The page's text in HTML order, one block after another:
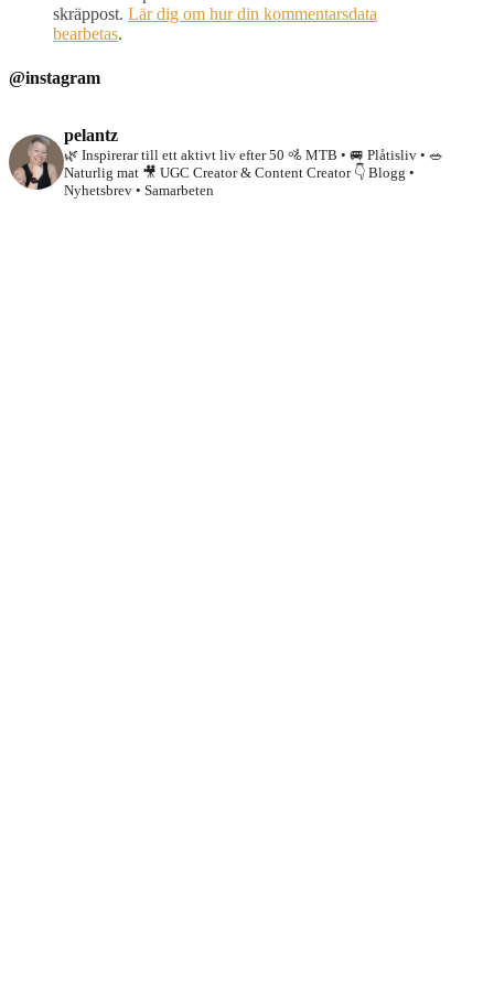
skräppost. Lär dig om hur din kommentarsdata
bearbetas.
@instagram
pelantz
🌿 Inspirerar till ett aktivt liv efter 50 🚵 MTB • 🚐 Plåtisliv • 🥗
Naturlig mat 🎥 UGC Creator & Content Creator👇 Blogg •
Nyhetsbrev • Samarbeten